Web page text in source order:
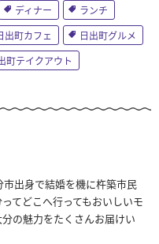
ディナー
ランチ
出町カフェ
日出町グルメ
町テイクアウト
市出身で結婚を機に杵築市民
てどこへ行ってもおいしいモ
の魅力をたくさんお届けい